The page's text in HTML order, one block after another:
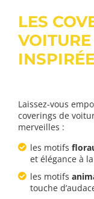
LES
Laissez-vous
coverings de
merveilles :
les motifs
et élégance à
les motifs
touche